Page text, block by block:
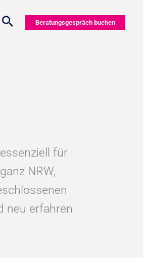
Beratungsgespräch buchen
für
NRW,
neu erfahren